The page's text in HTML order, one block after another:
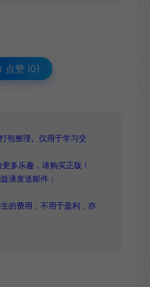
点赞 (0)
包整理。仅用于学习交
多乐趣，请购买正版！
请发送邮件：
的费用，不用于盈利，亦